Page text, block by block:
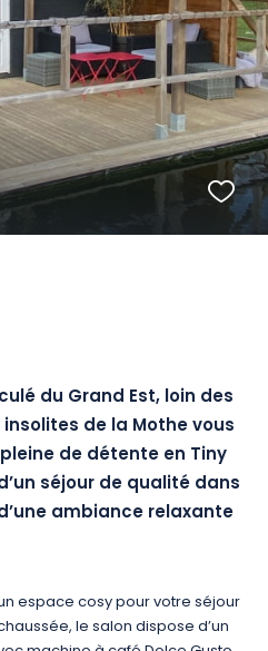
du Grand Est, loin des
de la Mothe vous
de détente en Tiny
séjour de qualité dans
ambiance relaxante
espace cosy pour votre séjour
le salon dispose d’un